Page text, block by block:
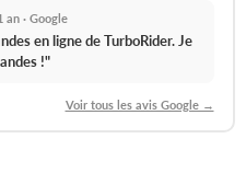
an · Google
en ligne de TurboRider. Je
!"
Voir tous les avis Google →